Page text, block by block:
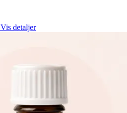
Vis detaljer